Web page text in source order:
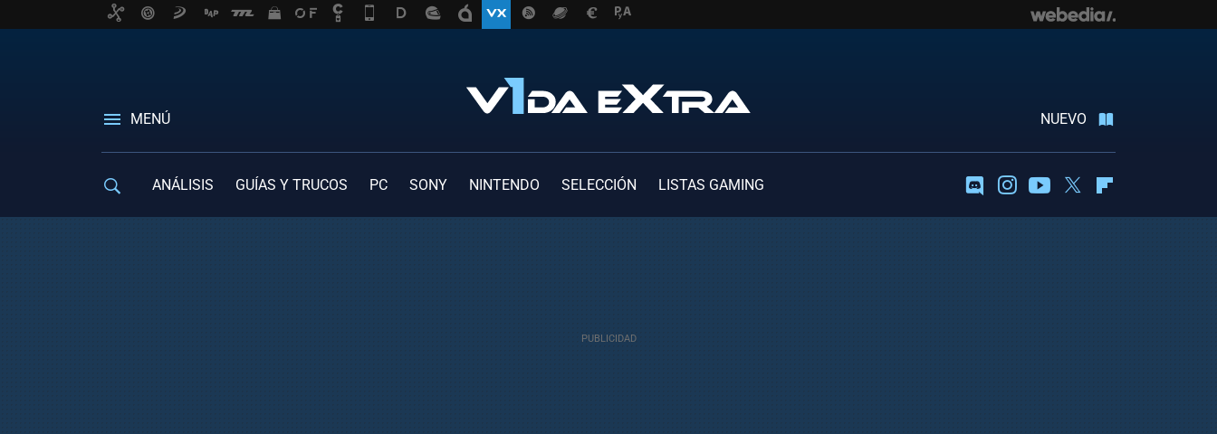
MENÚ NUEVO
ANÁLISIS GUÍAS Y TRUCOS PC SONY NINTENDO SELECCIÓN LISTAS GAMING DiscordInstagramYoutubeTwitter